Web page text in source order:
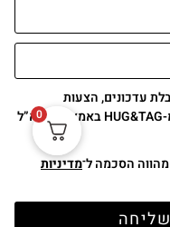
0
עדכונים, הצעות
שיווקיות ומבצעים מ-HUG&TAG באמצעות דוא”ל
הסכמה ל־מדיניות
שליחה